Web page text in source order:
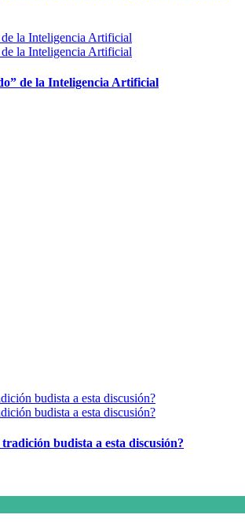
de la Inteligencia Artificial
budista a esta discusión?